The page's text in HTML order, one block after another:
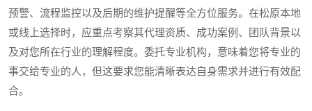
预警、流程监控以及后期的维护提醒等全方位服务。在松原本地
或线上选择时，应重点考察其代理资质、成功案例、团队背景以
及对您所在行业的理解程度。委托专业机构，意味着您将专业的
事交给专业的人，但这要求您能清晰表达自身需求并进行有效配
合。